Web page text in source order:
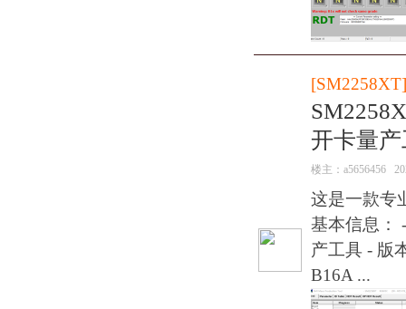
[SM2258XT]
开卡量
楼主： a5656456
这是一款专
基本信息：
产工具 - 版
B16A ...